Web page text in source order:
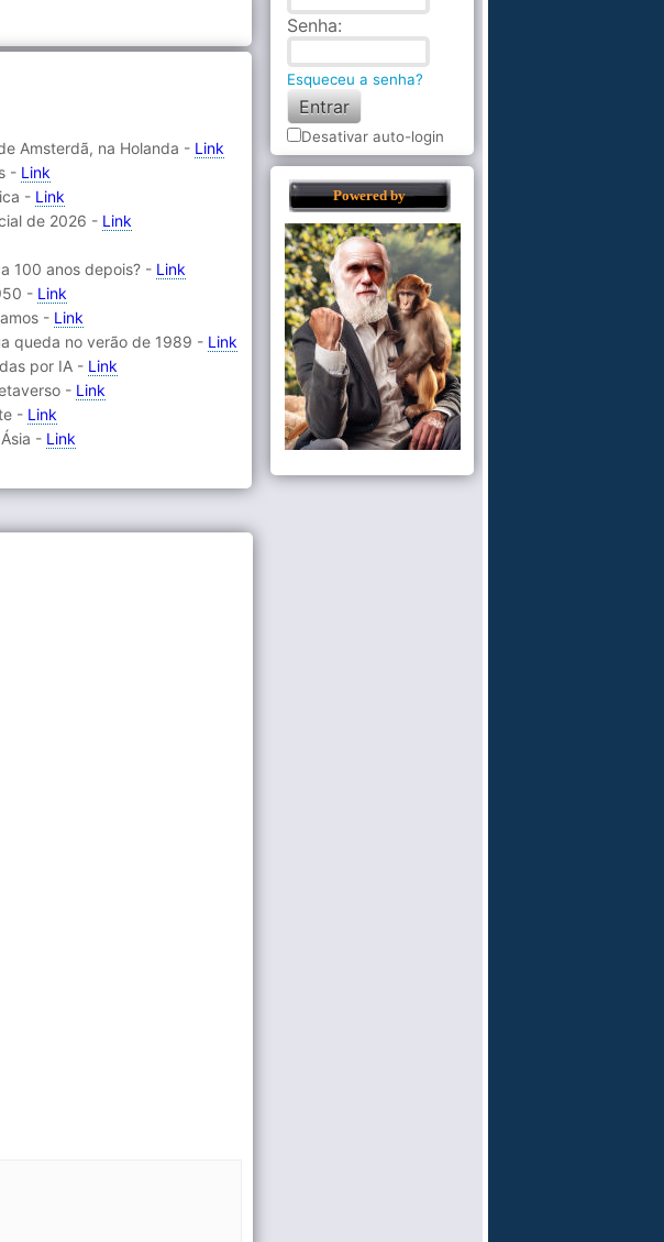
Amsterdã, na Holanda - Link
- Link
- Link
de 2026 - Link
100 anos depois? - Link
- Link
- Link
queda no verão de 1989 - Link
por IA - Link
- Link
- Link
- Link
Senha:
Esqueceu a senha?
Desativar auto-login
Powered by